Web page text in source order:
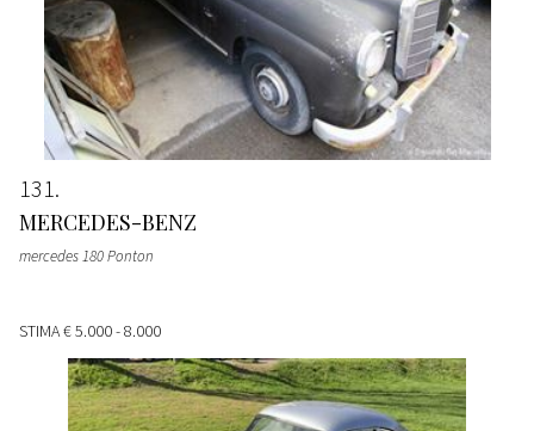
131
MERCEDES-BENZ
mercedes 180 Ponton
STIMA€ 5.000 - 8.000